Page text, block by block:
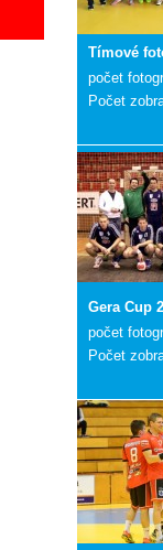
Tímové
počet
Počet
Gera Cup
počet
Počet